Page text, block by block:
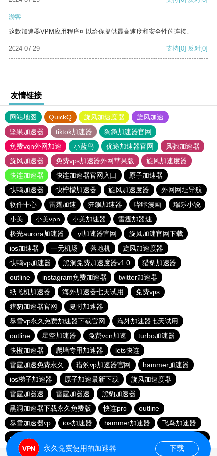
游客
这款加速器VPM应用程序可以给你提供最高速度和安全性的连接。
2024-07-29 支持[0] 反对[0]
友情链接
网站地图 QuickQ 旋风加速度器
旋风加速
坚果加速器
tiktok加速器
狗急加速器官网
免费vqn外网加速
小蓝鸟 优途加速器官网
风驰加速器
旋风加速器
免费vps加速器外网苹果版
旋风加速度器
快连加速器
快连加速器官网入口
原子加速器
快鸭加速器
快柠檬加速器 旋风加速度器
外网网址导航
软件中心
雷霆加速 狂飙加速器 哔咔漫画
瑞乐小说
小美
小美vpn 小美加速器
雷霆加器速
极光aurora加速器
tyl加速器官网
旋风加速官网下载
ios加速器
一元机场 落地机
旋风加速度器
快鸭vp加速器
黑洞免费加速度器v1.0
猎豹加速器
outline
instagram免费加速器
twitter加速器
纸飞机加速器
海外加速器七天试用
免费vps
猎豹加速器官网
夏时加速器
暴雪vp永久免费加速器下载官网
海外加速器七天试用
outline
星空加速器 免费vqn加速
turbo加速器
快橙加速器
爬墙专用加速器
lets快连
雷霆加速免费永久
猎豹vp加速器官网
hammer加速器
ios梯子加速器
原子加速最新下载
旋风加速度器
雷霆加器速
雷霆加器速
黑豹加速器
黑洞加速器下载永久免费版
快连pro
outline
暴雪加速器vp
ios加速器 hammer加速器
飞鸟加速器
outline
黑洞nvp加速器
永久免费使用的加速器 下载